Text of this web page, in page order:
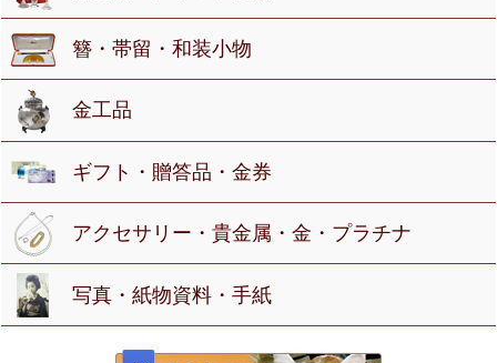
簪・帯留・和装小物
金工品
ギフト・贈答品・金券
アクセサリー・貴金属・金・プラチナ
写真・紙物資料・手紙